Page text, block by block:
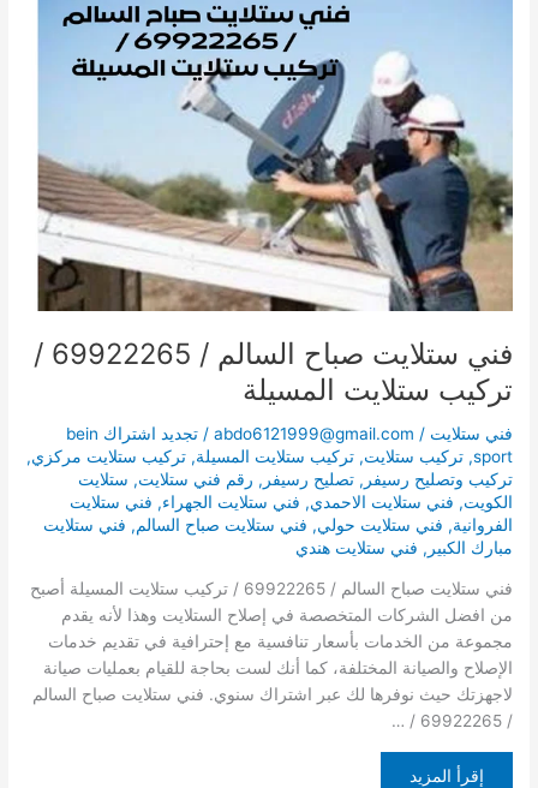
فني ستلايت صباح السالم / 69922265 /
تركيب ستلايت المسيلة
فني ستلايت /
abdo6121999@gmail.com
/
تجديد اشتراك bein
sport
,تركيب ستلايت,تركيب ستلايت المسيلة,تركيب ستلايت مركزي,
تركيب وتصليح رسيفر ,تصليح رسيفر , رقم فني ستلايت, ستلايت
الكويت, فني ستلايت الاحمدي, فني ستلايت الجهراء, فني ستلايت
الفروانية, فني ستلايت حولي, فني ستلايت صباح السالم, فني ستلايت
مبارك الكبير , فني ستلايت هندي
فني ستلايت صباح السالم / 69922265 / تركيب ستلايت المسيلة أصبح
من افضل الشركات المتخصصة في إصلاح الستلايت وهذا لأنه يقدم
مجموعة من الخدمات بأسعار تنافسية مع إحترافية في تقديم خدمات
الإصلاح والصيانة المختلفة، كما أنك لست بحاجة للقيام بعمليات صيانة
لاجهزتك حيث نوفرها لك عبر اشتراك سنوي. فني ستلايت صباح السالم
/ 69922265 / …
إقرأ المزيد
69922265
تركيب
ستلايت
المسيلة